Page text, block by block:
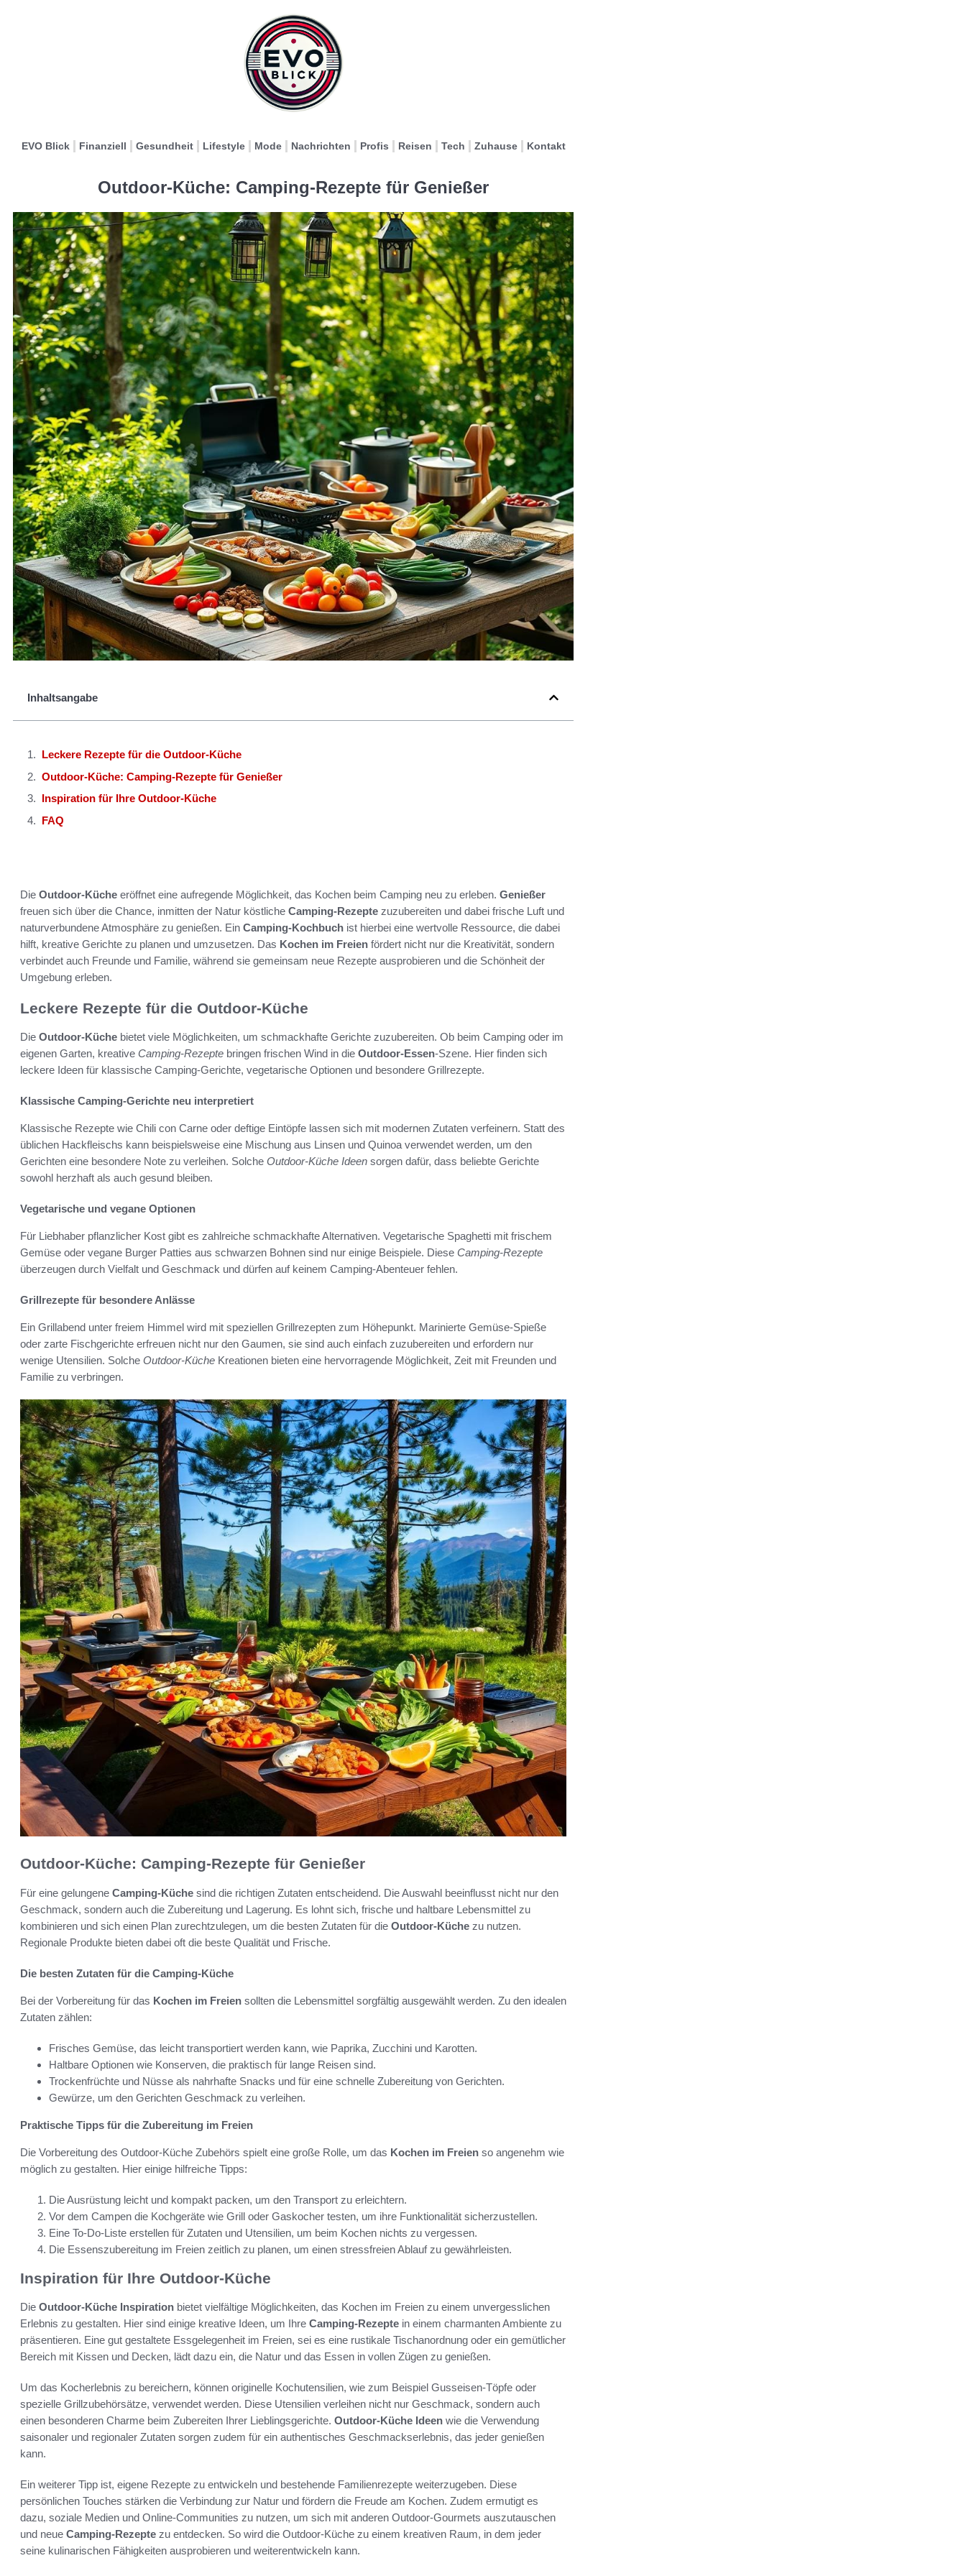
EVO Blick Finanziell Gesundheit Lifestyle Mode Nachrichten Profis Reisen Tech Zuhause Kontakt
Outdoor-Küche: Camping-Rezepte für Genießer
Inhaltsangabe
Leckere Rezepte für die Outdoor-Küche
Outdoor-Küche: Camping-Rezepte für Genießer
Inspiration für Ihre Outdoor-Küche
FAQ
Die Outdoor-Küche eröffnet eine aufregende Möglichkeit, das Kochen beim Camping neu zu erleben. Genießer
freuen sich über die Chance, inmitten der Natur köstliche Camping-Rezepte zuzubereiten und dabei frische Luft und
naturverbundene Atmosphäre zu genießen. Ein Camping-Kochbuch ist hierbei eine wertvolle Ressource, die dabei
hilft, kreative Gerichte zu planen und umzusetzen. Das Kochen im Freien fördert nicht nur die Kreativität, sondern
verbindet auch Freunde und Familie, während sie gemeinsam neue Rezepte ausprobieren und die Schönheit der
Umgebung erleben.
Leckere Rezepte für die Outdoor-Küche
Die Outdoor-Küche bietet viele Möglichkeiten, um schmackhafte Gerichte zuzubereiten. Ob beim Camping oder im
eigenen Garten, kreative Camping-Rezepte bringen frischen Wind in die Outdoor-Essen-Szene. Hier finden sich
leckere Ideen für klassische Camping-Gerichte, vegetarische Optionen und besondere Grillrezepte.
Klassische Camping-Gerichte neu interpretiert
Klassische Rezepte wie Chili con Carne oder deftige Eintöpfe lassen sich mit modernen Zutaten verfeinern. Statt des
üblichen Hackfleischs kann beispielsweise eine Mischung aus Linsen und Quinoa verwendet werden, um den
Gerichten eine besondere Note zu verleihen. Solche Outdoor-Küche Ideen sorgen dafür, dass beliebte Gerichte
sowohl herzhaft als auch gesund bleiben.
Vegetarische und vegane Optionen
Für Liebhaber pflanzlicher Kost gibt es zahlreiche schmackhafte Alternativen. Vegetarische Spaghetti mit frischem
Gemüse oder vegane Burger Patties aus schwarzen Bohnen sind nur einige Beispiele. Diese Camping-Rezepte
überzeugen durch Vielfalt und Geschmack und dürfen auf keinem Camping-Abenteuer fehlen.
Grillrezepte für besondere Anlässe
Ein Grillabend unter freiem Himmel wird mit speziellen Grillrezepten zum Höhepunkt. Marinierte Gemüse-Spieße
oder zarte Fischgerichte erfreuen nicht nur den Gaumen, sie sind auch einfach zuzubereiten und erfordern nur
wenige Utensilien. Solche Outdoor-Küche Kreationen bieten eine hervorragende Möglichkeit, Zeit mit Freunden und
Familie zu verbringen.
Outdoor-Küche: Camping-Rezepte für Genießer
Für eine gelungene Camping-Küche sind die richtigen Zutaten entscheidend. Die Auswahl beeinflusst nicht nur den
Geschmack, sondern auch die Zubereitung und Lagerung. Es lohnt sich, frische und haltbare Lebensmittel zu
kombinieren und sich einen Plan zurechtzulegen, um die besten Zutaten für die Outdoor-Küche zu nutzen.
Regionale Produkte bieten dabei oft die beste Qualität und Frische.
Die besten Zutaten für die Camping-Küche
Bei der Vorbereitung für das Kochen im Freien sollten die Lebensmittel sorgfältig ausgewählt werden. Zu den idealen
Zutaten zählen:
Frisches Gemüse, das leicht transportiert werden kann, wie Paprika, Zucchini und Karotten.
Haltbare Optionen wie Konserven, die praktisch für lange Reisen sind.
Trockenfrüchte und Nüsse als nahrhafte Snacks und für eine schnelle Zubereitung von Gerichten.
Gewürze, um den Gerichten Geschmack zu verleihen.
Praktische Tipps für die Zubereitung im Freien
Die Vorbereitung des Outdoor-Küche Zubehörs spielt eine große Rolle, um das Kochen im Freien so angenehm wie
möglich zu gestalten. Hier einige hilfreiche Tipps:
Die Ausrüstung leicht und kompakt packen, um den Transport zu erleichtern.
Vor dem Campen die Kochgeräte wie Grill oder Gaskocher testen, um ihre Funktionalität sicherzustellen.
Eine To-Do-Liste erstellen für Zutaten und Utensilien, um beim Kochen nichts zu vergessen.
Die Essenszubereitung im Freien zeitlich zu planen, um einen stressfreien Ablauf zu gewährleisten.
Inspiration für Ihre Outdoor-Küche
Die Outdoor-Küche Inspiration bietet vielfältige Möglichkeiten, das Kochen im Freien zu einem unvergesslichen
Erlebnis zu gestalten. Hier sind einige kreative Ideen, um Ihre Camping-Rezepte in einem charmanten Ambiente zu
präsentieren. Eine gut gestaltete Essgelegenheit im Freien, sei es eine rustikale Tischanordnung oder ein gemütlicher
Bereich mit Kissen und Decken, lädt dazu ein, die Natur und das Essen in vollen Zügen zu genießen.
Um das Kocherlebnis zu bereichern, können originelle Kochutensilien, wie zum Beispiel Gusseisen-Töpfe oder
spezielle Grillzubehörsätze, verwendet werden. Diese Utensilien verleihen nicht nur Geschmack, sondern auch
einen besonderen Charme beim Zubereiten Ihrer Lieblingsgerichte. Outdoor-Küche Ideen wie die Verwendung
saisonaler und regionaler Zutaten sorgen zudem für ein authentisches Geschmackserlebnis, das jeder genießen
kann.
Ein weiterer Tipp ist, eigene Rezepte zu entwickeln und bestehende Familienrezepte weiterzugeben. Diese
persönlichen Touches stärken die Verbindung zur Natur und fördern die Freude am Kochen. Zudem ermutigt es
dazu, soziale Medien und Online-Communities zu nutzen, um sich mit anderen Outdoor-Gourmets auszutauschen
und neue Camping-Rezepte zu entdecken. So wird die Outdoor-Küche zu einem kreativen Raum, in dem jeder
seine kulinarischen Fähigkeiten ausprobieren und weiterentwickeln kann.